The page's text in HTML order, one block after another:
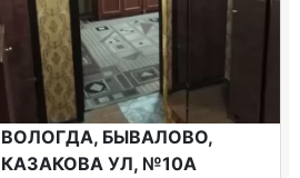
ВОЛОГДА, БЫВАЛОВО,
КАЗАКОВА УЛ, №10А